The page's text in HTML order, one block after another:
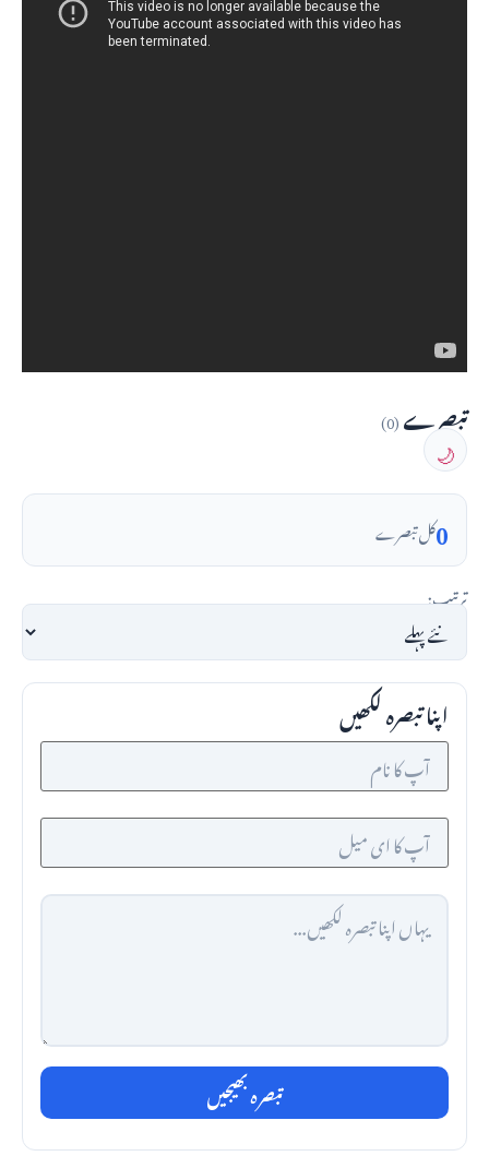
تبصرے(0)
🌙
0کل تبصرے
ترتیب:
اپنا تبصرہ لکھیں
تبصرہ بھیجیں